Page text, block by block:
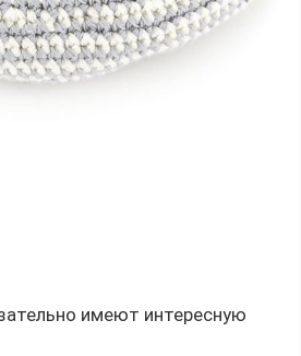
имеют интересную